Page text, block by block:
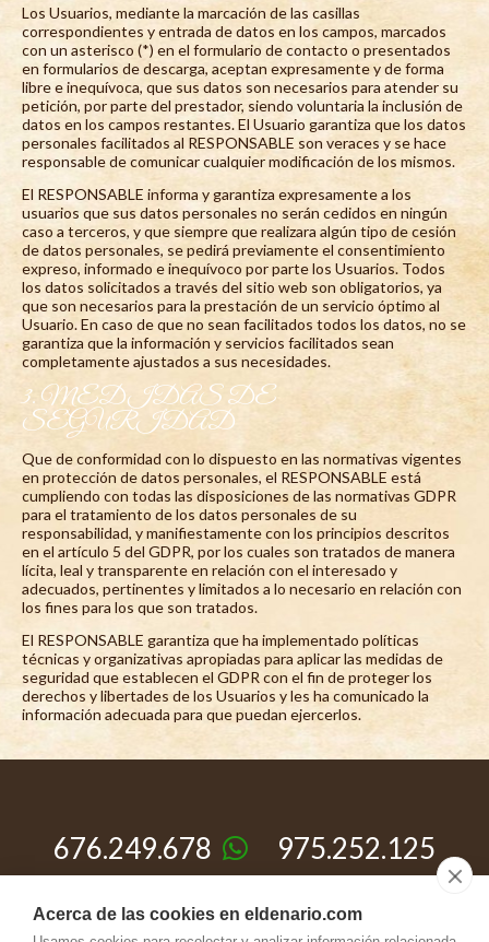
Acerca de las cookies en eldenario.com
Los Usuarios, mediante la marcación de las casillas
correspondientes y entrada de datos en los campos, marcados
con un asterisco (*) en el formulario de contacto o presentados
en formularios de descarga, aceptan expresamente y de forma
libre e inequívoca, que sus datos son necesarios para atender su
petición, por parte del prestador, siendo voluntaria la inclusión de
datos en los campos restantes. El Usuario garantiza que los datos
personales facilitados al RESPONSABLE son veraces y se hace
responsable de comunicar cualquier modificación de los mismos.
El RESPONSABLE informa y garantiza expresamente a los
usuarios que sus datos personales no serán cedidos en ningún
caso a terceros, y que siempre que realizara algún tipo de cesión
de datos personales, se pedirá previamente el consentimiento
expreso, informado e inequívoco por parte los Usuarios. Todos
los datos solicitados a través del sitio web son obligatorios, ya
que son necesarios para la prestación de un servicio óptimo al
Usuario. En caso de que no sean facilitados todos los datos, no se
garantiza que la información y servicios facilitados sean
completamente ajustados a sus necesidades.
3. MEDIDAS DE
SEGURIDAD
Que de conformidad con lo dispuesto en las normativas vigentes
en protección de datos personales, el RESPONSABLE está
cumpliendo con todas las disposiciones de las normativas GDPR
para el tratamiento de los datos personales de su
responsabilidad, y manifiestamente con los principios descritos
en el artículo 5 del GDPR, por los cuales son tratados de manera
lícita, leal y transparente en relación con el interesado y
adecuados, pertinentes y limitados a lo necesario en relación con
los fines para los que son tratados.
El RESPONSABLE garantiza que ha implementado políticas
técnicas y organizativas apropiadas para aplicar las medidas de
seguridad que establecen el GDPR con el fin de proteger los
derechos y libertades de los Usuarios y les ha comunicado la
información adecuada para que puedan ejercerlos.
676.249.678
975.252.125
659.433.052